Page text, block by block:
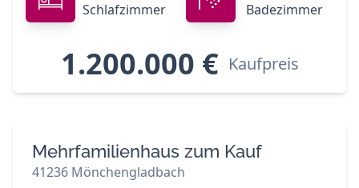
Schlafzimmer Badezimmer
1.200.000 € Kaufpreis
Mehrfamilienhaus zum Kauf
41236 Mönchengladbach